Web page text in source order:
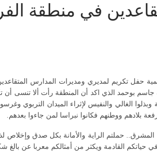
في منطقة
حفل تكريم لمديري ومديرات المدارس
جاسم بوحمد الذي اكد أن المنطقة رأت ألا تنسى
الغالي والنفيس لإثراء الميدان التربوي
بلادهم ووطنهم فكانوا نبراسا لمن جاءوا بعدهم.
حملتم الراية والأمانة بكل صدق وإخلاص
القادمة ويكثر من أمثالكم معربا عن بالغ